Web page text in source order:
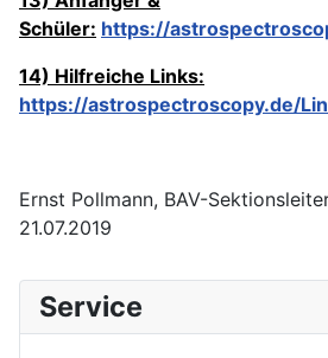
Schüler: https://
14) Hilfreiche Links:
https://astrospectroscopy.de/
Ernst Pollmann, BAV-
21.07.2019
Service